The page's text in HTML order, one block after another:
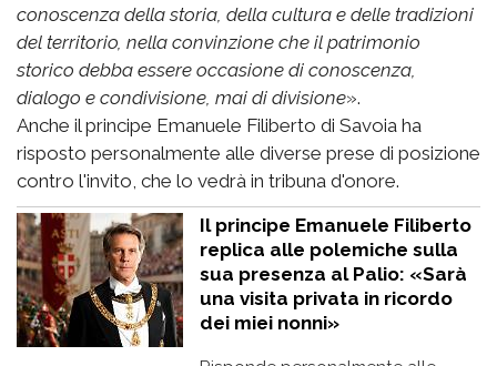
conoscenza della storia, della cultura e delle tradizioni
del territorio, nella convinzione che il patrimonio
storico debba essere occasione di conoscenza,
dialogo e condivisione, mai di divisione».
Anche il principe Emanuele Filiberto di Savoia ha
risposto personalmente alle diverse prese di posizione
contro l'invito, che lo vedrà in tribuna d'onore.
Il principe Emanuele Filiberto
replica alle polemiche sulla
sua presenza al Palio: «Sarà
una visita privata in ricordo
dei miei nonni»